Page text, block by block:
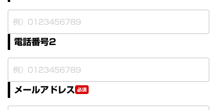
電話番号2
メールアドレス 必須